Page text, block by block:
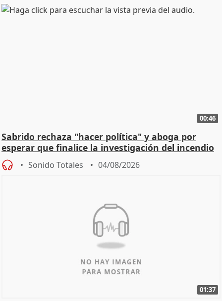
00:46
Sabrido rechaza "hacer política" y aboga por
esperar que finalice la investigación del incendio
Sonido Totales 04/08/2026
01:37